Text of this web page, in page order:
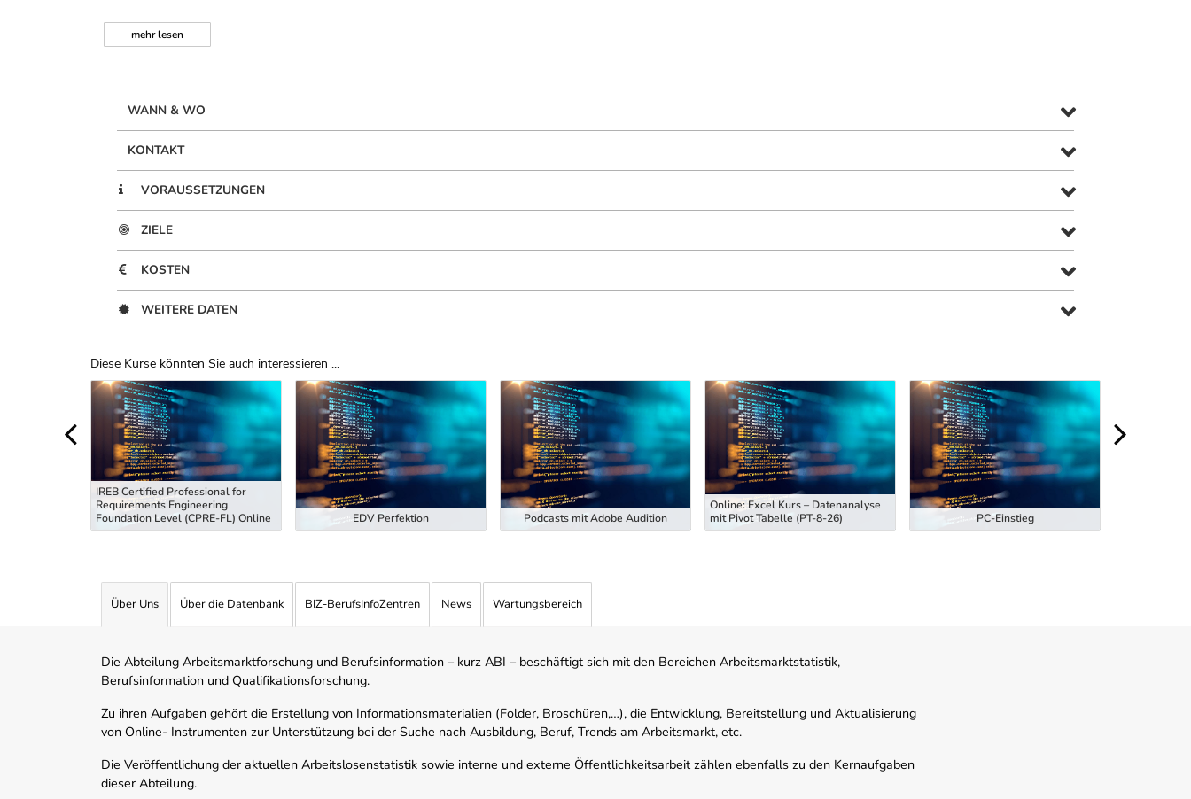
mehrlesen
WANN & WO
KONTAKT
VORAUSSETZUNGEN
ZIELE
KOSTEN
WEITERE DATEN
Diese Kurse könnten Sie auch interessieren ...
Uber Weiterbildungsvorschläge
IREB Certified Professional for
Requirements Engineering
Foundation Level (CPRE-FL) Online
EDV Perfektion Podcasts mit Adobe Audition
Online: Excel Kurs – Datenanalyse
mit Pivot Tabelle (PT-8-26)
PC-Einstieg
Über Uns Über die Datenbank BIZ-BerufsInfoZentren News Wartungsbereich
Die Abteilung Arbeitsmarktforschung und Berufsinformation – kurz ABI – beschäftigt sich mit den Bereichen Arbeitsmarktstatistik,
Berufsinformation und Qualifikationsforschung.
Zu ihren Aufgaben gehört die Erstellung von Informationsmaterialien (Folder, Broschüren,…), die Entwicklung, Bereitstellung und Aktualisierung
von Online- Instrumenten zur Unterstützung bei der Suche nach Ausbildung, Beruf, Trends am Arbeitsmarkt, etc.
Die Veröffentlichung der aktuellen Arbeitslosenstatistik sowie interne und externe Öffentlichkeitsarbeit zählen ebenfalls zu den Kernaufgaben
dieser Abteilung.